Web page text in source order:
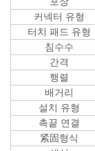
커넥터 유형
터치 패드 유형
침수수
간격
행렬
배거리
설치 유형
촉끝 연결
紧固형식